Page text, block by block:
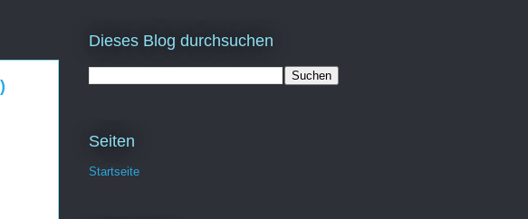
Dieses Blog durchsuchen
Seiten
Startseite